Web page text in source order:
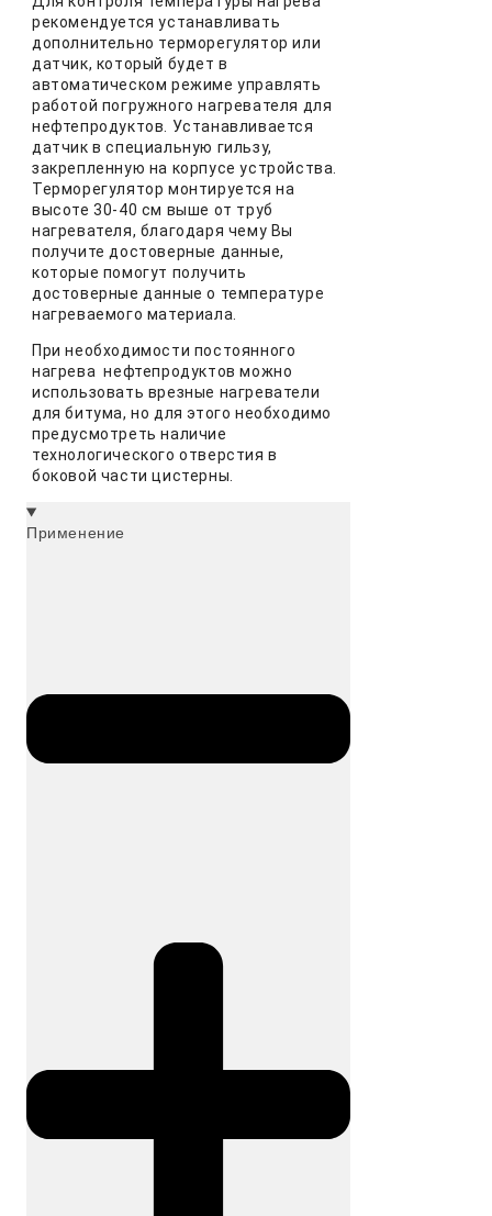
рекомендуется устанавливать
дополнительно терморегулятор или
датчик, который будет в
автоматическом режиме управлять
работой погружного нагревателя для
нефтепродуктов. Устанавливается
датчик в специальную гильзу,
закрепленную на корпусе устройства.
Терморегулятор монтируется на
высоте 30-40 см выше от труб
нагревателя, благодаря чему Вы
получите достоверные данные,
которые помогут получить
достоверные данные о температуре
нагреваемого материала.
При необходимости постоянного
нагрева нефтепродуктов можно
использовать врезные нагреватели
для битума, но для этого необходимо
предусмотреть наличие
технологического отверстия в
боковой части цистерны.
Применение